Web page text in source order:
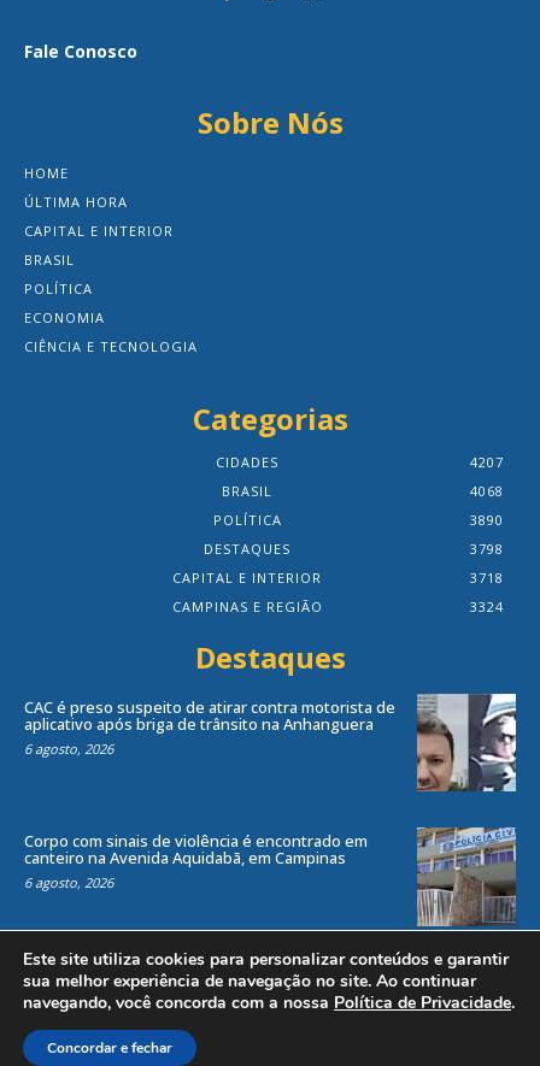
Fale Conosco
Sobre Nós
HOME
ÚLTIMA HORA
CAPITAL E INTERIOR
BRASIL
POLÍTICA
ECONOMIA
CIÊNCIA E TECNOLOGIA
Categorias
CIDADES
4207
BRASIL
4068
POLÍTICA
3890
DESTAQUES
3798
CAPITAL E INTERIOR
3718
CAMPINAS E REGIÃO
3324
Destaques
CAC é preso suspeito de atirar contra motorista de
aplicativo após briga de trânsito na Anhanguera
6 agosto, 2026
Corpo com sinais de violência é encontrado em
canteiro na Avenida Aquidabã, em Campinas
6 agosto, 2026
Todos os direitos reservados ao site Jornal Local® -by
Agência Criosites (
Este site utiliza cookies para personalizar conteúdos e garantir
sua melhor experiência de navegação no site. Ao continuar
navegando, você concorda com a nossa Política de Privacidade.
Concordar e fechar